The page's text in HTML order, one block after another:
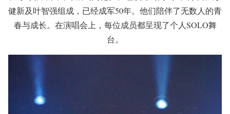
健新及叶智强组成，已经成军50年。他们陪伴了无数人的青
春与成长。在演唱会上，每位成员都呈现了个人SOLO舞
台。